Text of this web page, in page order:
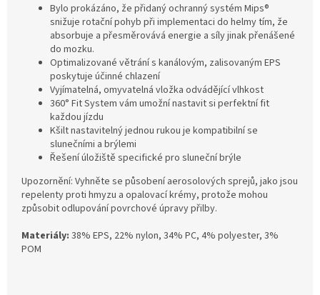
Bylo prokázáno, že přidaný ochranný systém Mips®
snižuje rotační pohyb při implementaci do helmy tím, že
absorbuje a přesměrovává energie a síly jinak přenášené
do mozku.
Optimalizované větrání s kanálovým, zalisovaným EPS
poskytuje účinné chlazení
Vyjímatelná, omyvatelná vložka odvádějící vlhkost
360° Fit System vám umožní nastavit si perfektní fit
každou jízdu
Kšilt nastavitelný jednou rukou je kompatibilní se
slunečními a brýlemi
Řešení úložiště specifické pro sluneční brýle
Upozornění: Vyhněte se působení aerosolových sprejů, jako jsou
repelenty proti hmyzu a opalovací krémy, protože mohou
způsobit odlupování povrchové úpravy přilby.
Materiály: 38% EPS, 22% nylon, 34% PC, 4% polyester, 3%
POM